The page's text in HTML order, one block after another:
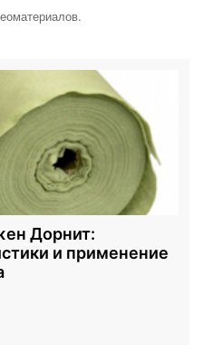
Дорнит:
и применение